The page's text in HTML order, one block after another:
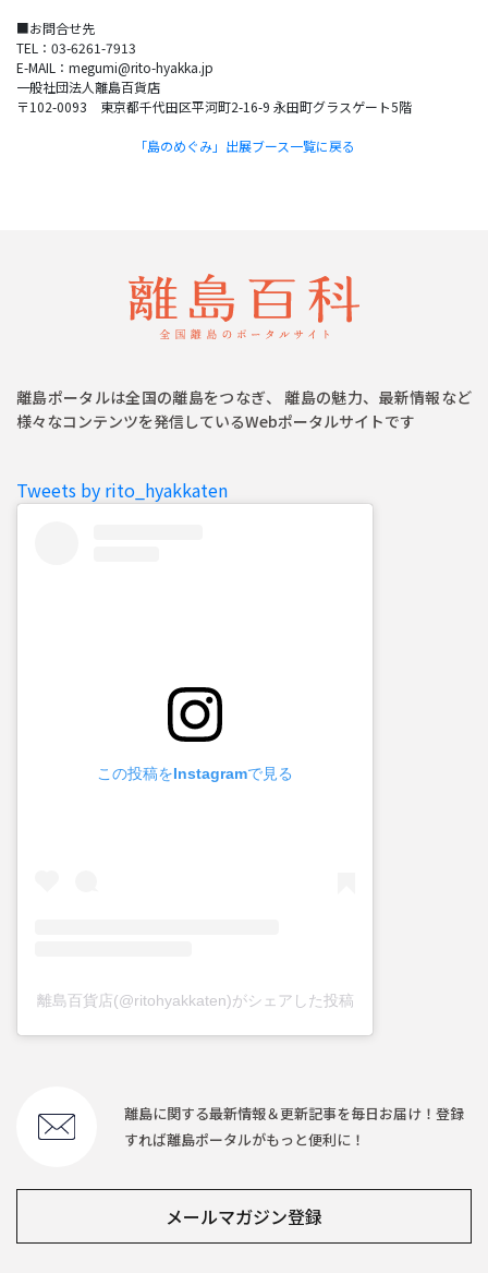
■お問合せ先
TEL：03-6261-7913
E-MAIL：megumi@rito-hyakka.jp
一般社団法人離島百貨店
〒102-0093 東京都千代田区平河町2-16-9 永田町グラスゲート5階
「島のめぐみ」出展ブース一覧に戻る
離島ポータルは全国の離島をつなぎ、 離島の魅力、最新情報など
様々なコンテンツを発信しているWebポータルサイトです
Tweets by rito_hyakkaten
この投稿をInstagramで見る
離島百貨店(@ritohyakkaten)がシェアした投稿
離島に関する最新情報＆更新記事を毎日お届け！登録
すれば離島ポータルがもっと便利に！
メールマガジン登録